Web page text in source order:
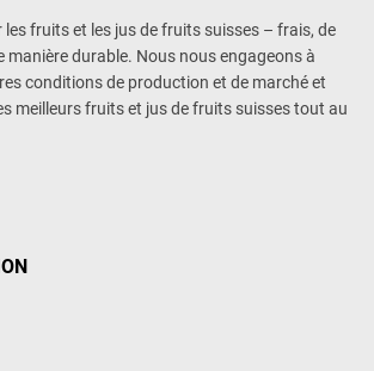
fruits et les jus de fruits suisses – frais, de
manière durable. Nous nous engageons à
conditions de production et de marché et
meilleurs fruits et jus de fruits suisses tout au